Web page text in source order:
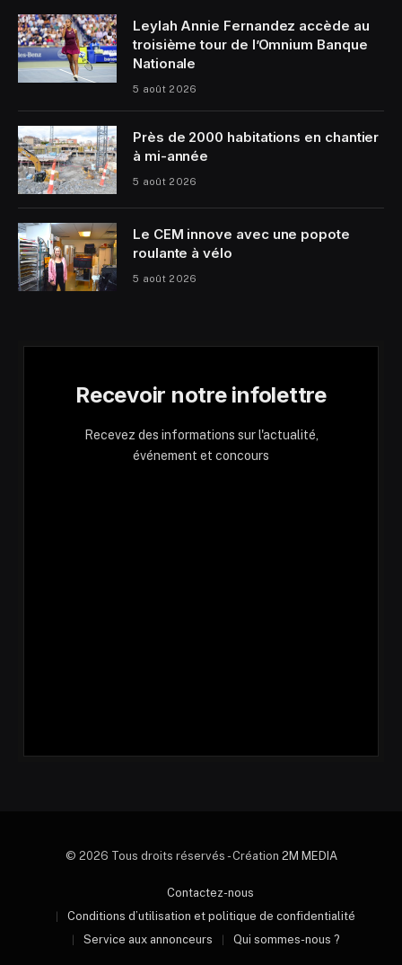
Leylah Annie Fernandez accède au
troisième tour de l’Omnium Banque
Nationale
5 août 2026
Près de 2000 habitations en chantier
à mi-année
5 août 2026
Le CEM innove avec une popote
roulante à vélo
5 août 2026
Recevoir notre infolettre
Recevez des informations sur l'actualité,
événement et concours
© 2026 Tous droits réservés - Création 2M MEDIA
Contactez-nous
Conditions d’utilisation et politique de confidentialité
Service aux annonceurs
Qui sommes-nous ?